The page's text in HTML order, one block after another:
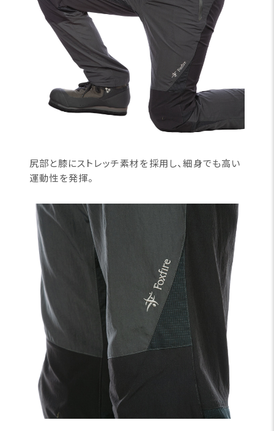
尻部と膝にストレッチ素材を採用し、細身でも高い
運動性を発揮。